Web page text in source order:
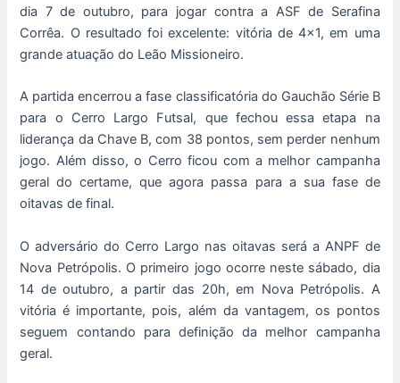
dia 7 de outubro, para jogar contra a ASF de Serafina
Corrêa. O resultado foi excelente: vitória de 4×1, em uma
grande atuação do Leão Missioneiro.
A partida encerrou a fase classificatória do Gauchão Série B
para o Cerro Largo Futsal, que fechou essa etapa na
liderança da Chave B, com 38 pontos, sem perder nenhum
jogo. Além disso, o Cerro ficou com a melhor campanha
geral do certame, que agora passa para a sua fase de
oitavas de final.
O adversário do Cerro Largo nas oitavas será a ANPF de
Nova Petrópolis. O primeiro jogo ocorre neste sábado, dia
14 de outubro, a partir das 20h, em Nova Petrópolis. A
vitória é importante, pois, além da vantagem, os pontos
seguem contando para definição da melhor campanha
geral.